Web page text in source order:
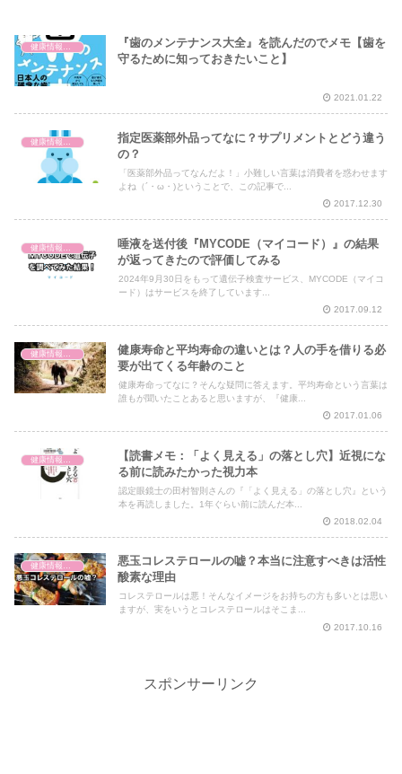
健康情報の読み解き・考え方
『歯のメンテナンス大全』を読んだのでメモ【歯を
守るために知っておきたいこと】
2021.01.22
指定医薬部外品ってなに？サプリメントとどう違う
の？
「医薬部外品ってなんだよ！」小難しい言葉は消費者を惑わせます
よね（´・ω・)ということで、この記事で...
2017.12.30
唾液を送付後『MYCODE（マイコード）』の結果
が返ってきたので評価してみる
2024年9月30日をもって遺伝子検査サービス、MYCODE（マイコ
ード）はサービスを終了しています...
2017.09.12
健康寿命と平均寿命の違いとは？人の手を借りる必
要が出てくる年齢のこと
健康寿命ってなに？そんな疑問に答えます。平均寿命という言葉は
誰もが聞いたことあると思いますが、『健康...
2017.01.06
【読書メモ：「よく見える」の落とし穴】近視にな
る前に読みたかった視力本
認定眼鏡士の田村智則さんの『「よく見える」の落とし穴』という
本を再読しました。1年ぐらい前に読んだ本...
2018.02.04
悪玉コレステロールの嘘？本当に注意すべきは活性
酸素な理由
コレステロールは悪！そんなイメージをお持ちの方も多いとは思い
ますが、実をいうとコレステロールはそこま...
2017.10.16
スポンサーリンク